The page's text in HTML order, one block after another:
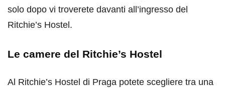
solo dopo vi troverete davanti all’ingresso del
Ritchie’s Hostel.
Le camere del Ritchie’s Hostel
Al Ritchie’s Hostel di Praga potete scegliere tra una